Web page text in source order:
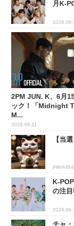
月K-
2PM JUN. K、6月
ック！「Midnight
M...
2026.06.11
【当
PR(合同
K-
の注
チャ